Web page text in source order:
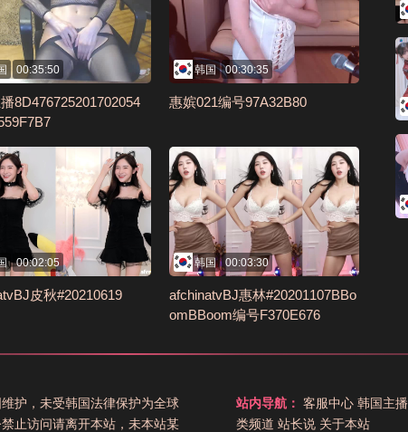
00:35:50
8D476725201702054
韩国 00:30:35
惠嫔021编号97A32B80
00:02:05
皮秋#20210619
韩国 00:03:30
afchinatvBJ惠林#20201107BBo
omBBoom编号F370E676
护，未受韩国法律保护为全球
止访问请离开本站，未本站某
站内导航： 客服中心 韩国主播
类频道 站长说 关于本站